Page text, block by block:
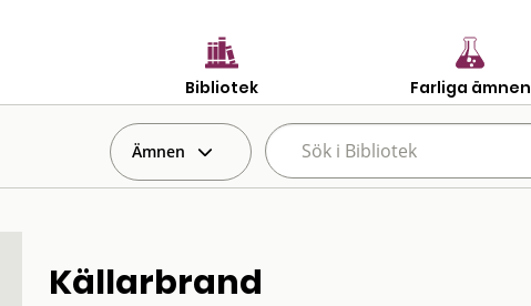
Bibliotek Farliga ämnen
Ämnen
Källarbrand